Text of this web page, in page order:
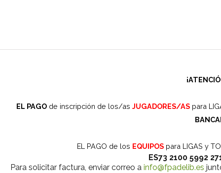
EL PAGOde inscripción de los/as JUGADORES/ASpara
EL PAGO de los EQUIPOSpara LIGAS y
ES73 2100 5992
Para solicitar factura, enviar correo a info@fpadelib.es